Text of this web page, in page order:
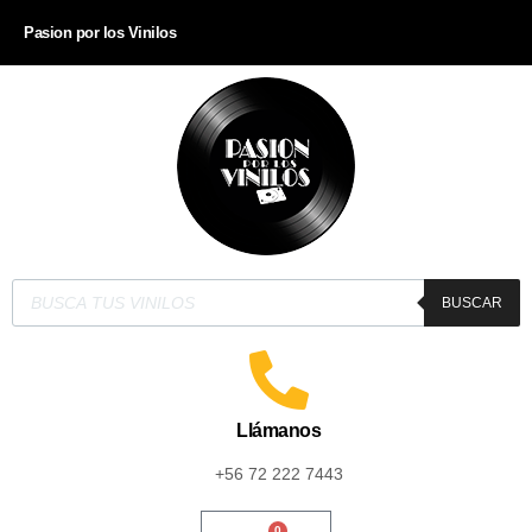
Pasion por los Vinilos
BUSCAR
Llámanos
+56 72 222 7443